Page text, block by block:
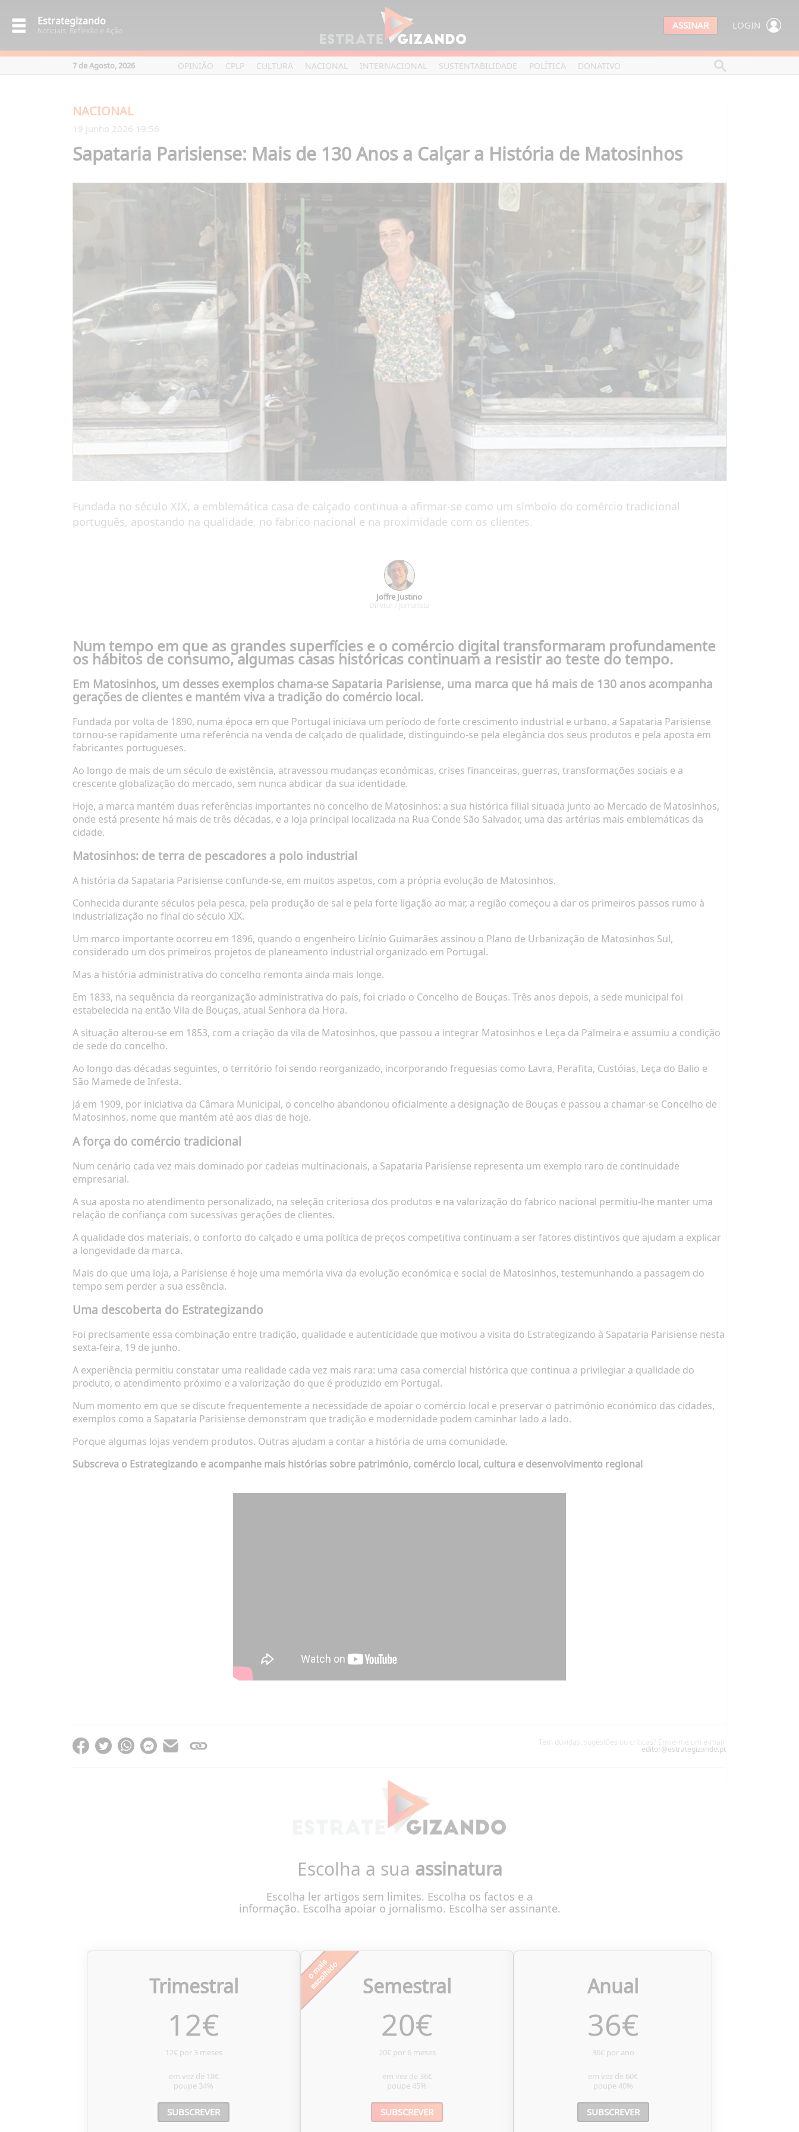
Estrategizando
Notíciais, Reflexão e Ação ASSINAR LOGIN
7 de Agosto, 2026 OPINIÃO CPLP CULTURA NACIONAL INTERNACIONAL SUSTENTABILIDADE POLÍTICA DONATIVO
NACIONAL
19 Junho 2026 19:56
Sapataria Parisiense: Mais de 130 Anos a Calçar a História de Matosinhos
Fundada no século XIX, a emblemática casa de calçado continua a afirmar-se como um símbolo do comércio tradicional
português, apostando na qualidade, no fabrico nacional e na proximidade com os clientes.
Joffre Justino
Diretor / Jornalista
Num tempo em que as grandes superfícies e o comércio digital transformaram profundamente
os hábitos de consumo, algumas casas históricas continuam a resistir ao teste do tempo.
Em Matosinhos, um desses exemplos chama-se Sapataria Parisiense, uma marca que há mais de 130 anos acompanha
gerações de clientes e mantém viva a tradição do comércio local.
Fundada por volta de 1890, numa época em que Portugal iniciava um período de forte crescimento industrial e urbano, a Sapataria Parisiense
tornou-se rapidamente uma referência na venda de calçado de qualidade, distinguindo-se pela elegância dos seus produtos e pela aposta em
fabricantes portugueses.
Ao longo de mais de um século de existência, atravessou mudanças económicas, crises financeiras, guerras, transformações sociais e a
crescente globalização do mercado, sem nunca abdicar da sua identidade.
Hoje, a marca mantém duas referências importantes no concelho de Matosinhos: a sua histórica filial situada junto ao Mercado de Matosinhos,
onde está presente há mais de três décadas, e a loja principal localizada na Rua Conde São Salvador, uma das artérias mais emblemáticas da
cidade.
Matosinhos: de terra de pescadores a polo industrial
A história da Sapataria Parisiense confunde-se, em muitos aspetos, com a própria evolução de Matosinhos.
Conhecida durante séculos pela pesca, pela produção de sal e pela forte ligação ao mar, a região começou a dar os primeiros passos rumo à
industrialização no final do século XIX.
Um marco importante ocorreu em 1896, quando o engenheiro Licínio Guimarães assinou o Plano de Urbanização de Matosinhos Sul,
considerado um dos primeiros projetos de planeamento industrial organizado em Portugal.
Mas a história administrativa do concelho remonta ainda mais longe.
Em 1833, na sequência da reorganização administrativa do país, foi criado o Concelho de Bouças. Três anos depois, a sede municipal foi
estabelecida na então Vila de Bouças, atual Senhora da Hora.
A situação alterou-se em 1853, com a criação da vila de Matosinhos, que passou a integrar Matosinhos e Leça da Palmeira e assumiu a condição
de sede do concelho.
Ao longo das décadas seguintes, o território foi sendo reorganizado, incorporando freguesias como Lavra, Perafita, Custóias, Leça do Balio e
São Mamede de Infesta.
Já em 1909, por iniciativa da Câmara Municipal, o concelho abandonou oficialmente a designação de Bouças e passou a chamar-se Concelho de
Matosinhos, nome que mantém até aos dias de hoje.
A força do comércio tradicional
Num cenário cada vez mais dominado por cadeias multinacionais, a Sapataria Parisiense representa um exemplo raro de continuidade
empresarial.
A sua aposta no atendimento personalizado, na seleção criteriosa dos produtos e na valorização do fabrico nacional permitiu-lhe manter uma
relação de confiança com sucessivas gerações de clientes.
A qualidade dos materiais, o conforto do calçado e uma política de preços competitiva continuam a ser fatores distintivos que ajudam a explicar
a longevidade da marca.
Mais do que uma loja, a Parisiense é hoje uma memória viva da evolução económica e social de Matosinhos, testemunhando a passagem do
tempo sem perder a sua essência.
Uma descoberta do Estrategizando
Foi precisamente essa combinação entre tradição, qualidade e autenticidade que motivou a visita do Estrategizando à Sapataria Parisiense nesta
sexta-feira, 19 de junho.
A experiência permitiu constatar uma realidade cada vez mais rara: uma casa comercial histórica que continua a privilegiar a qualidade do
produto, o atendimento próximo e a valorização do que é produzido em Portugal.
Num momento em que se discute frequentemente a necessidade de apoiar o comércio local e preservar o património económico das cidades,
exemplos como a Sapataria Parisiense demonstram que tradição e modernidade podem caminhar lado a lado.
Porque algumas lojas vendem produtos. Outras ajudam a contar a história de uma comunidade.
Subscreva o Estrategizando e acompanhe mais histórias sobre património, comércio local, cultura e desenvolvimento regional
Tem dúvidas, sugestões ou críticas? Envie-me um e-mail:
editor@estrategizando.pt
Escolha a sua assinatura
Escolha ler artigos sem limites. Escolha os factos e a
informação. Escolha apoiar o jornalismo. Escolha ser assinante.
Trimestral
12€
12€ por 3 meses
em vez de 18€
poupe 34%
SUBSCREVER
Semestral
20€
20€ por 6 meses
em vez de 36€
poupe45%
SUBSCREVER
Anual
36€
36€ por ano
em vez de 60€
poupe40%
SUBSCREVER